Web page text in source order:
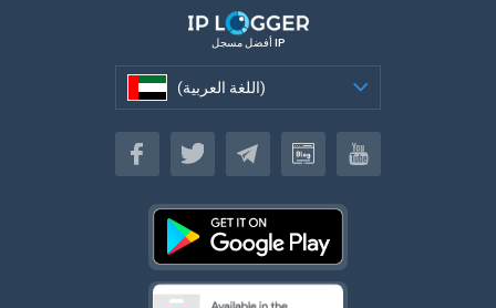
أفضل مسجل IP
(اللغة العربية)
(اللغة العربية)